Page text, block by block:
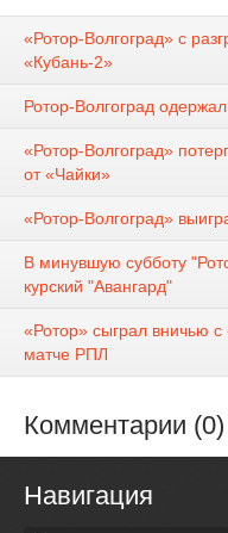
«Ротор-Волгоград» с
«Кубань-2»
Ротор-Волгоград
«Ротор-Волгоград»
от «Чайки»
«Ротор-Волгоград»
В минувшую субботу
курский "Авангард"
«Ротор» сыграл вничью
матче РПЛ
Комментарии (0)
Навигация